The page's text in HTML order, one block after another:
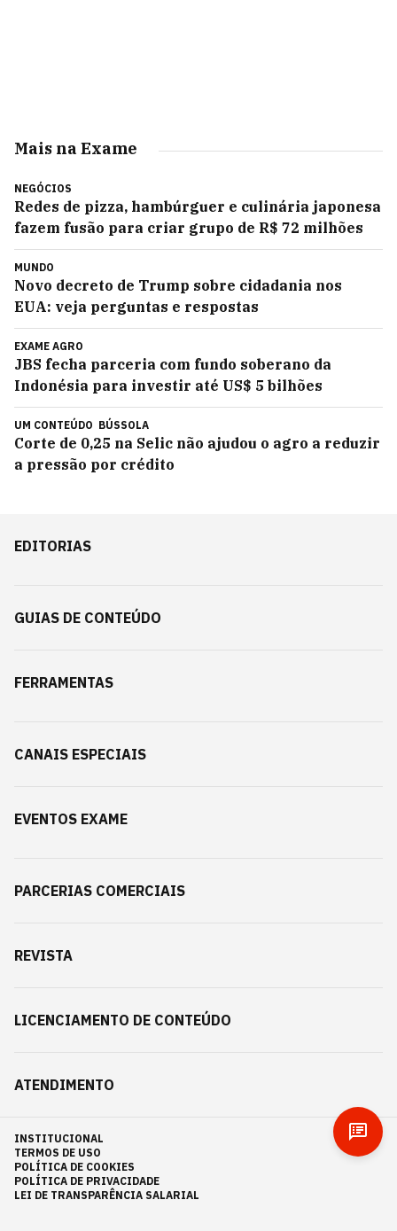
Mais na Exame
NEGÓCIOS
Redes de pizza, hambúrguer e culinária japonesa
fazem fusão para criar grupo de R$ 72 milhões
MUNDO
Novo decreto de Trump sobre cidadania nos
EUA: veja perguntas e respostas
EXAME AGRO
JBS fecha parceria com fundo soberano da
Indonésia para investir até US$ 5 bilhões
UM CONTEÚDO BÚSSOLA
Corte de 0,25 na Selic não ajudou o agro a reduzir
a pressão por crédito
EDITORIAS
GUIAS DE CONTEÚDO
FERRAMENTAS
CANAIS ESPECIAIS
EVENTOS EXAME
PARCERIAS COMERCIAIS
REVISTA
LICENCIAMENTO DE CONTEÚDO
ATENDIMENTO
INSTITUCIONAL
TERMOS DE USO
POLÍTICA DE COOKIES
POLÍTICA DE PRIVACIDADE
LEI DE TRANSPARÊNCIA SALARIAL